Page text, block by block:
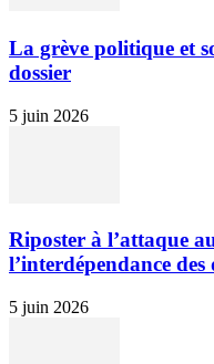
La grève politique et
dossier
5 juin 2026
Riposter à l’attaque
l’interdépendance des
5 juin 2026